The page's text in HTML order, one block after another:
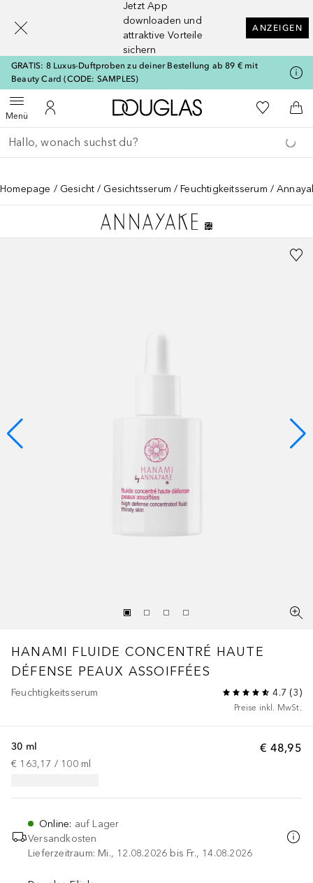
Jetzt App
downloaden und
attraktive Vorteile
sichern
ANZEIGEN
GRATIS: 8 Luxus-Duftproben zu deiner Bestellung ab 89 € mit
Beauty Card (CODE: SAMPLES)
MenüMenü öffnenZu Meinem Kundenkonto
Zur Douglas Startseite
Zu Meiner
Gehe zurück
Suche ausführen
Homepage Gesicht Gesichtsserum Feuchtigkeitsserum
HANAMI FLUIDE CONCENTRÉ HAUTE
DÉFENSE PEAUX ASSOIFFÉES
Feuchtigkeitsserum 4.7 (3)
Preise inkl. MwSt.
€ 48,95
30 ml
€ 163,17 / 100 ml
Online: auf Lager
Versandkosten
Lieferzeitraum: Mi., 12.08.2026 bis Fr., 14.08.2026
[navigation.slideout.screenreader]